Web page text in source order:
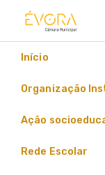
Início
Organização
Ação
Rede Escolar
Notícias